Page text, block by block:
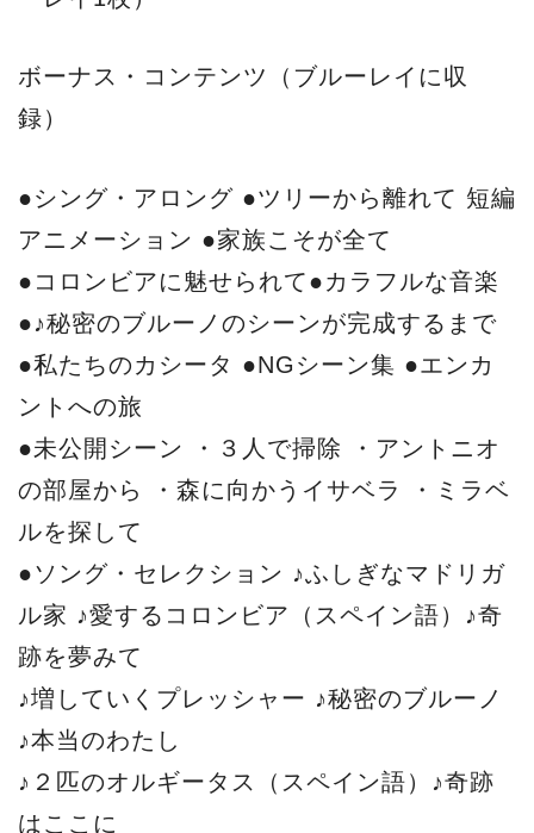
ボーナス・コンテンツ（ブルーレイに収
録）
●シング・アロング ●ツリーから離れて 短編
アニメーション ●家族こそが全て
●コロンビアに魅せられて●カラフルな音楽
●♪秘密のブルーノのシーンが完成するまで
●私たちのカシータ ●NGシーン集 ●エンカ
ントへの旅
●未公開シーン ・３人で掃除 ・アントニオ
の部屋から ・森に向かうイサベラ ・ミラベ
ルを探して
●ソング・セレクション ♪ふしぎなマドリガ
ル家 ♪愛するコロンビア（スペイン語）♪奇
跡を夢みて
♪増していくプレッシャー ♪秘密のブルーノ
♪本当のわたし
♪２匹のオルギータス（スペイン語）♪奇跡
はここに